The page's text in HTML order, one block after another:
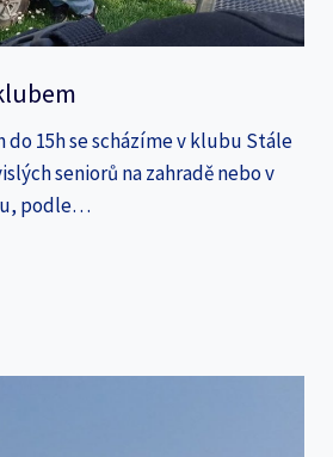
do 15h se scházíme v klubu Stále
seniorů na zahradě nebo v
podle…